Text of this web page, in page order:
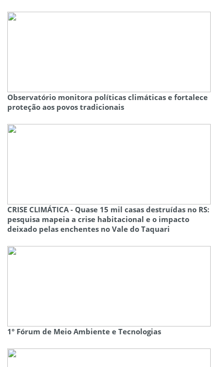
Observatório monitora políticas climáticas e fortalece
proteção aos povos tradicionais
CRISE CLIMÁTICA - Quase 15 mil casas destruídas no RS:
pesquisa mapeia a crise habitacional e o impacto
deixado pelas enchentes no Vale do Taquari
1º Fórum de Meio Ambiente e Tecnologias